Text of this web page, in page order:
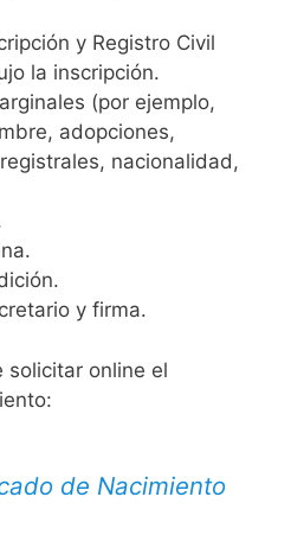
y Registro Civil
la inscripción.
(por ejemplo,
adopciones,
nacionalidad,
y firma.
solicitar online el
de Nacimiento